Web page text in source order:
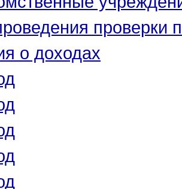
проверки
о доходах